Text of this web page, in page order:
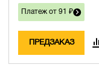
Платеж от 91 ₽
ПРЕДЗАКАЗ